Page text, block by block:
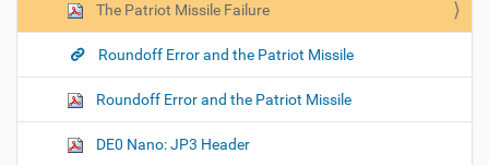
The Patriot Missile Failure
Roundoff Error and the Patriot Missile
Roundoff Error and the Patriot Missile
DE0 Nano: JP3 Header